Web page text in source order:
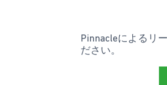
Pinnacleによるリ
ださい。